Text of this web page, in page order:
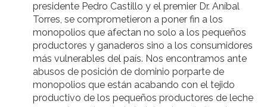
presidente Pedro Castillo y el premier Dr. Aníbal
Torres, se comprometieron a poner fin a los
monopolios que afectan no solo a los pequeños
productores y ganaderos sino a los consumidores
más vulnerables del país. Nos encontramos ante
abusos de posición de dominio porparte de
monopolios que están acabando con el tejido
productivo de los pequeños productores de leche